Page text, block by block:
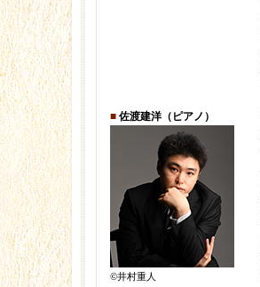
■ 佐渡建洋（ピアノ）
©井村重人